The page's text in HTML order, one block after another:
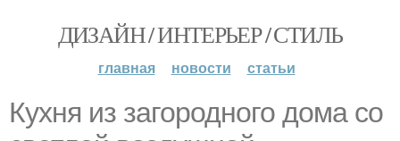
ДИЗАЙН / ИНТЕРЬЕР / СТИЛЬ
главная новости статьи
Кухня из загородного дома со